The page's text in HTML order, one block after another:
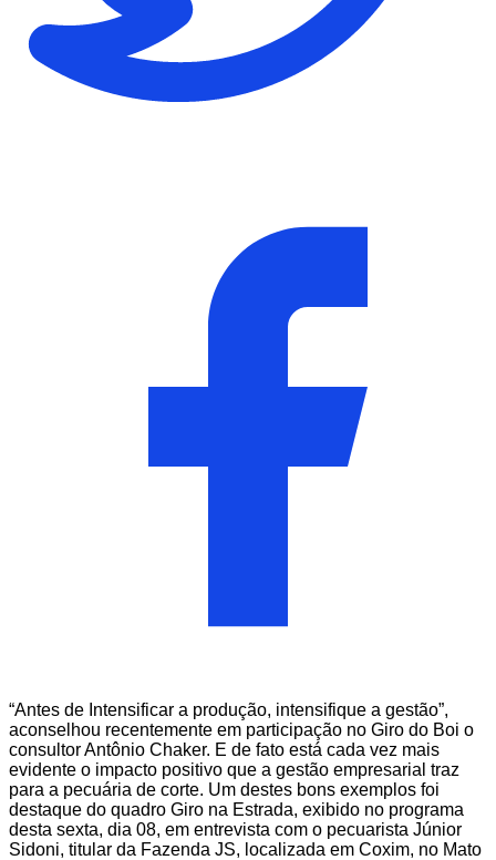
“Antes de Intensificar a produção, intensifique a gestão”,
aconselhou recentemente em participação no Giro do Boi o
consultor Antônio Chaker. E de fato está cada vez mais
evidente o impacto positivo que a gestão empresarial traz
para a pecuária de corte. Um destes bons exemplos foi
destaque do quadro Giro na Estrada, exibido no programa
desta sexta, dia 08, em entrevista com o pecuarista Júnior
Sidoni, titular da Fazenda JS, localizada em Coxim, no Mato